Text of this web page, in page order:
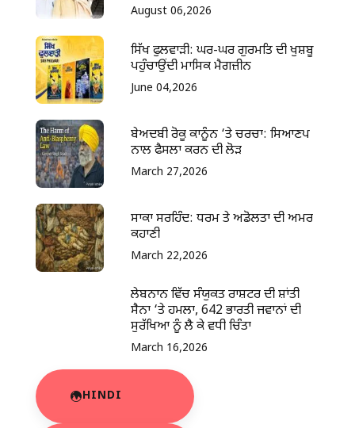
August 06,2026
ਸਿੱਖ ਫੁਲਵਾੜੀ: ਘਰ-ਘਰ ਗੁਰਮਤਿ ਦੀ ਖੁਸ਼ਬੂ
ਪਹੁੰਚਾਉਂਦੀ ਮਾਸਿਕ ਮੈਗਜ਼ੀਨ
June 04,2026
ਬੇਅਦਬੀ ਰੋਕੂ ਕਾਨੂੰਨ ‘ਤੇ ਚਰਚਾ: ਸਿਆਣਪ
ਨਾਲ ਫੈਸਲਾ ਕਰਨ ਦੀ ਲੋੜ
March 27,2026
ਸਾਕਾ ਸਰਹਿੰਦ: ਧਰਮ ਤੇ ਅਡੋਲਤਾ ਦੀ ਅਮਰ
ਕਹਾਣੀ
March 22,2026
ਲੇਬਨਾਨ ਵਿੱਚ ਸੰਯੁਕਤ ਰਾਸ਼ਟਰ ਦੀ ਸ਼ਾਂਤੀ
ਸੈਨਾ ‘ਤੇ ਹਮਲਾ, 642 ਭਾਰਤੀ ਜਵਾਨਾਂ ਦੀ
ਸੁਰੱਖਿਆ ਨੂੰ ਲੈ ਕੇ ਵਧੀ ਚਿੰਤਾ
March 16,2026
HINDI